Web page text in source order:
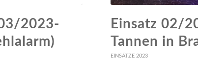
2023-
Einsatz 02/
Tannen in
EINSÄTZE 2023